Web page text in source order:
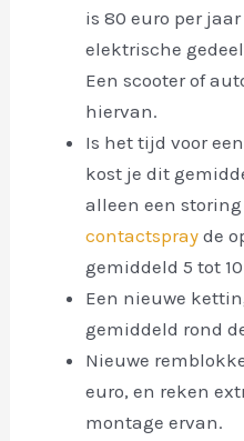
is 80 euro per
elektrische
Een scooter of
hiervan.
Is het tijd voor
kost je dit
alleen een
contactspray de
gemiddeld 5 tot
Een nieuwe
gemiddeld rond
Nieuwe
euro, en reken
montage ervan.